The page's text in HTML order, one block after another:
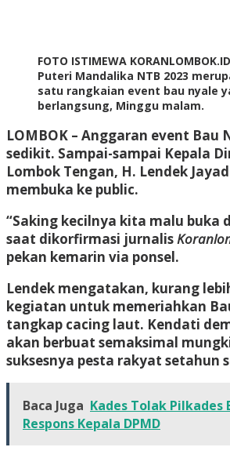
FOTO ISTIMEWA
Puteri Mandalika NTB 2023
satu rangkaian event bau nyale
berlangsung, Minggu malam.
LOMBOK – Anggaran event Bau
sedikit. Sampai-sampai Kepala
Lombok Tengan, H. Lendek
membuka ke public.
“Saking kecilnya kita malu buka
saat dikorfirmasi jurnalis
pekan kemarin via ponsel.
Lendek mengatakan, kurang
kegiatan untuk memeriahkan
tangkap cacing laut. Kendati
akan berbuat semaksimal
suksesnya pesta rakyat setahun
Baca Juga Kades Tolak Pilkades
Respons Kepala DPMD